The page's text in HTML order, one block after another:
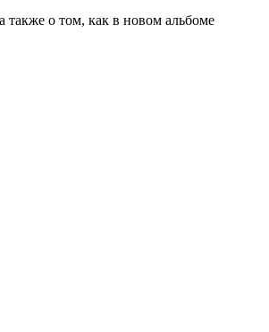
также о том, как в новом альбоме